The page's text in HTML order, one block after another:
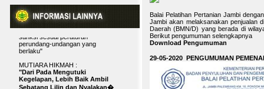
Tanggapan Artikel dan
Karya Tulis
Widyaiswara
menepati janji, kami siap menerima
sanksi sesuai peraturan
perundang-undangan yang
MUTIARA HIKMAH :
"Dari Pada Mengutuki
Sebatang Lilin dan Nyalakan�
(Pepatah Tiongkok)
Balai Pelatihan Pertanian Jambi
Jambi akan melaksanakan penjualan
Daerah (BMN/D) yang berada di
Berikut pengumuman selengkapnya
Download Pengumuman
29-05-2020 PENGUMUMAN